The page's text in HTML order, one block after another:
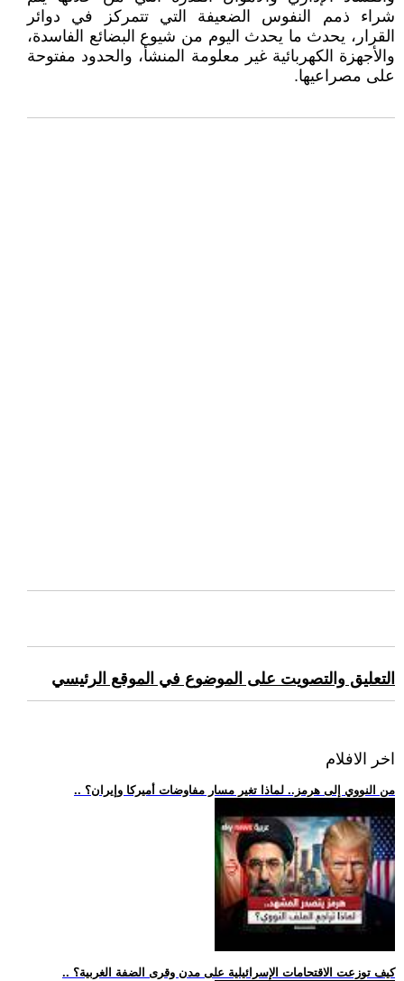
شراء ذمم النفوس الضعيفة التي تتمركز في دوائر
القرار، يحدث ما يحدث اليوم من شيوع البضائع الفاسدة،
والأجهزة الكهربائية غير معلومة المنشأ، والحدود مفتوحة
على مصراعيها.
التعليق والتصويت على الموضوع في الموقع الرئيسي
اخر الافلام
.. من النووي إلى هرمز.. لماذا تغير مسار مفاوضات أميركا وإيران؟
.. كيف توزعت الاقتحامات الإسرائيلية على مدن وقرى الضفة الغربية؟